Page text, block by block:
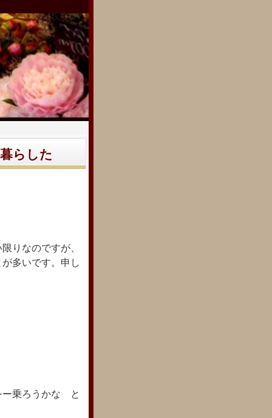
らした
りなのですが、
多いです。申し
ー乗ろうかな と